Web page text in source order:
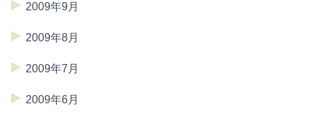
2009年9月
2009年8月
2009年7月
2009年6月